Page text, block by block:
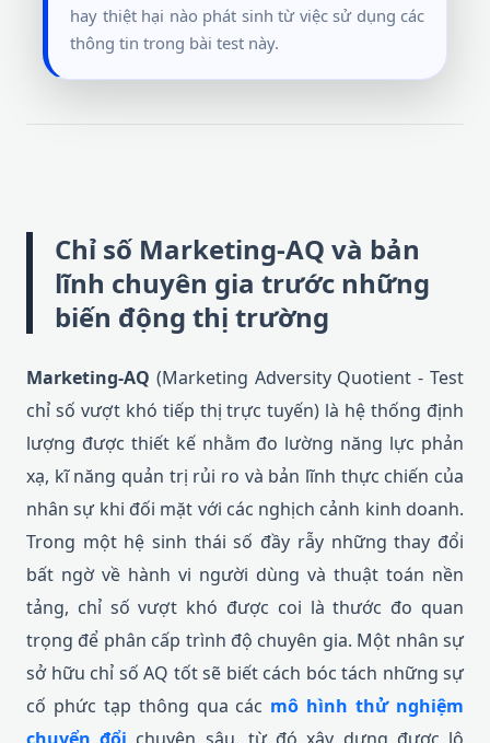
hay thiệt hại nào phát sinh từ việc sử dụng các
thông tin trong bài test này.
Chỉ số Marketing-AQ và bản
lĩnh chuyên gia trước những
biến động thị trường
Marketing-AQ (Marketing Adversity Quotient - Test
chỉ số vượt khó tiếp thị trực tuyến) là hệ thống định
lượng được thiết kế nhằm đo lường năng lực phản
xạ, kĩ năng quản trị rủi ro và bản lĩnh thực chiến của
nhân sự khi đối mặt với các nghịch cảnh kinh doanh.
Trong một hệ sinh thái số đầy rẫy những thay đổi
bất ngờ về hành vi người dùng và thuật toán nền
tảng, chỉ số vượt khó được coi là thước đo quan
trọng để phân cấp trình độ chuyên gia. Một nhân sự
sở hữu chỉ số AQ tốt sẽ biết cách bóc tách những sự
cố phức tạp thông qua các mô hình thử nghiệm